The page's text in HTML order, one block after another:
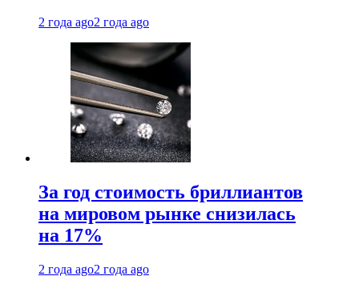
2 года ago2 года ago
За год стоимость бриллиантов
на мировом рынке снизилась
на 17%
2 года ago2 года ago